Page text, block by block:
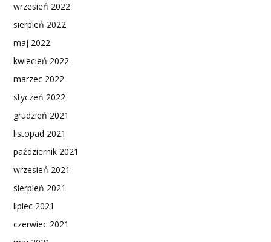
wrzesień 2022
sierpień 2022
maj 2022
kwiecień 2022
marzec 2022
styczeń 2022
grudzień 2021
listopad 2021
październik 2021
wrzesień 2021
sierpień 2021
lipiec 2021
czerwiec 2021